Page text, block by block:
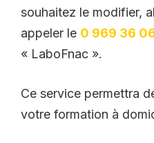
souhaitez le modifier,
appeler le 0 969 36
« LaboFnac ».
Ce service permettra
votre formation à